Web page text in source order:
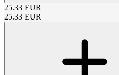
25.33 EUR
25.33 EUR